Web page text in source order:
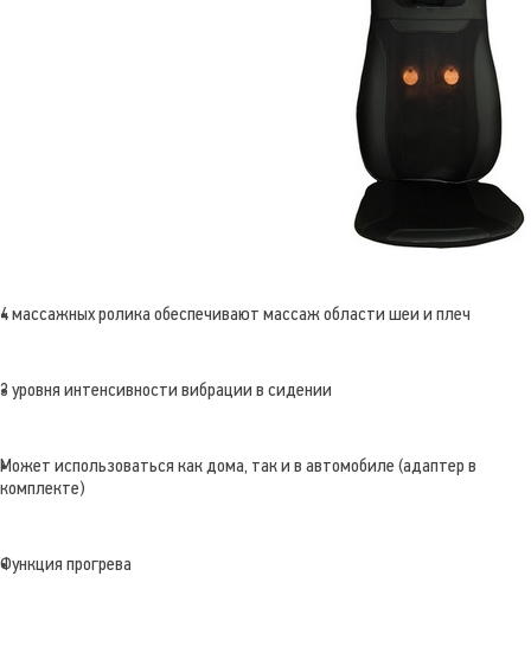
4 массажных ролика обеспечивают массаж области шеи и плеч
3 уровня интенсивности вибрации в сидении
Может использоваться как дома, так и в автомобиле (адаптер в
комплекте)
Функция прогрева